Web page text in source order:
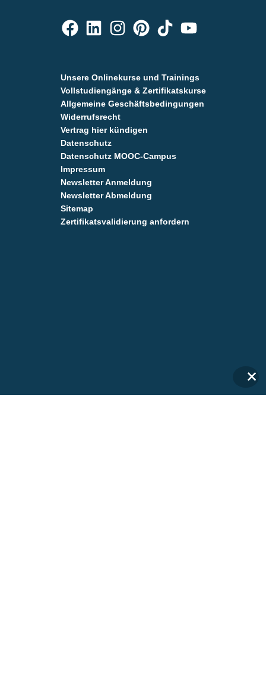
Unsere Onlinekurse und Trainings
Vollstudiengänge & Zertifikatskurse
Allgemeine Geschäftsbedingungen
Widerrufsrecht
Vertrag hier kündigen
Datenschutz
Datenschutz MOOC-Campus
Impressum
Newsletter Anmeldung
Newsletter Abmeldung
Sitemap
Zertifikatsvalidierung anfordern
✕
✕